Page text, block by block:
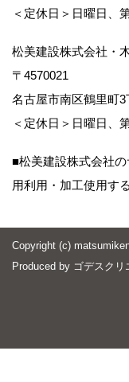
＜定休日＞日曜日、
松美建設株式会社・
〒4570021
名古屋市南区鶴里町
＜定休日＞日曜日、
■松美建設株式会社
用利用・加工使用す
Copyright (c)
Produced by ゴデスクリ